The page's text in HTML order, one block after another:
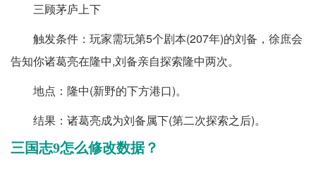
三顾茅庐上下
触发条件：玩家需玩第5个剧本(207年)的刘备，徐庶会
告知你诸葛亮在隆中,刘备亲自探索隆中两次。
地点：隆中(新野的下方港口)。
结果：诸葛亮成为刘备属下(第二次探索之后)。
三国志9怎么修改数据？